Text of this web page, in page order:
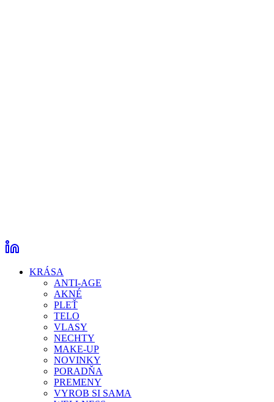
KRÁSA
ANTI-AGE
AKNÉ
PLEŤ
TELO
VLASY
NECHTY
MAKE-UP
NOVINKY
PORADŇA
PREMENY
VYROB SI SAMA